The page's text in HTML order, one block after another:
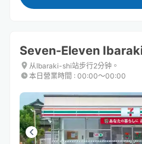
Seven-Eleven
从Ibaraki-shi站步行2分钟。
本日營業時間 : 00:00〜00:00